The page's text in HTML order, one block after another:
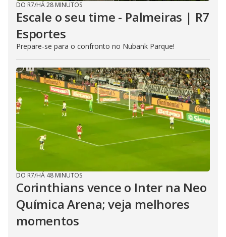
DO R7/HÁ 28 MINUTOS
Escale o seu time - Palmeiras | R7
Esportes
Prepare-se para o confronto no Nubank Parque!
DO R7/HÁ 48 MINUTOS
Corinthians vence o Inter na Neo
Química Arena; veja melhores
momentos